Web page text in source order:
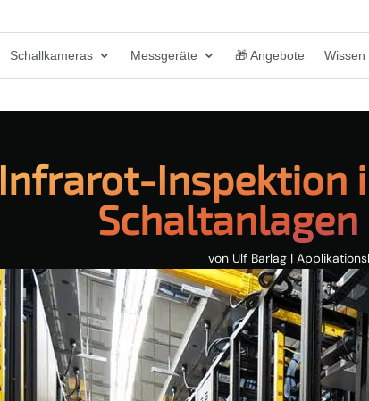
Schallkameras Messgeräte 🎁 Angebote Wissen
Infrarot-Inspektion
von Ulf Barlag|